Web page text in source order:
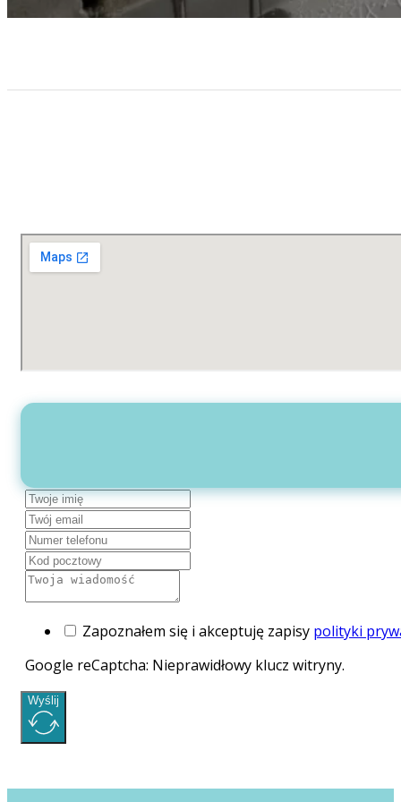
Zapoznałem się i akceptuję zapisy polityki
Google reCaptcha: Nieprawidłowy klucz witryny.
Wyślij